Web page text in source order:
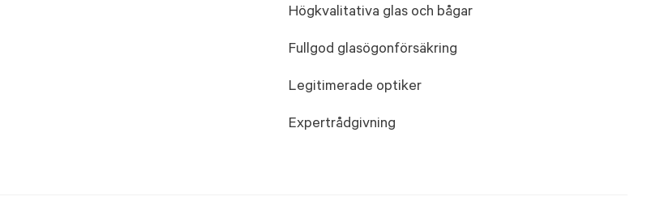
Högkvalitativa glas och bågar
Fullgod glasögonförsäkring
Legitimerade optiker
Expertrådgivning